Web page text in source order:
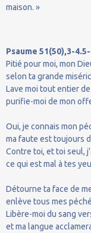
maison. »
Psaume 51(50),3-
Pitié pour moi, mon
selon ta grande
Lave moi tout entier
purifie-moi de mon
Oui, je connais mon
ma faute est toujours
Contre toi, et toi seul,
ce qui est mal à tes
Détourne ta face de
enlève tous mes
Libère-moi du sang
et ma langue